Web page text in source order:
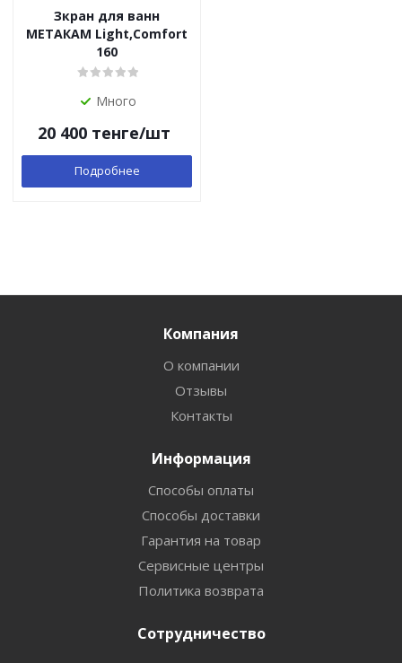
Зкран для ванн
МЕТАКАМ Light,Comfort
160
Много
20 400тенге/шт
Подробнее
Компания
О компании
Отзывы
Контакты
Информация
Способы оплаты
Способы доставки
Гарантия на товар
Сервисные центры
Политика возврата
Сотрудничество